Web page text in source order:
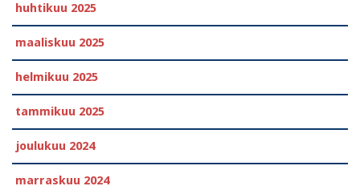
huhtikuu 2025
maaliskuu 2025
helmikuu 2025
tammikuu 2025
joulukuu 2024
marraskuu 2024